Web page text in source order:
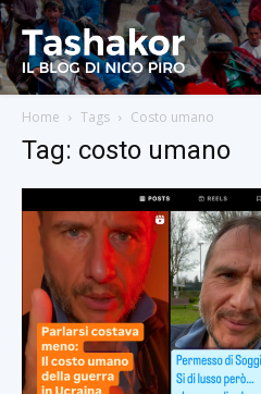
Home Tags Costo umano
Tag: costo umano